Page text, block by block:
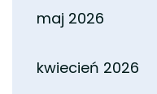
maj 2026
kwiecień 2026